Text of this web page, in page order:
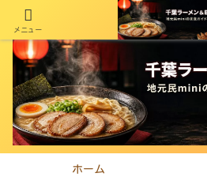
千葉在住50年以上のminiがラーメン・町中
ホーム
メニュー